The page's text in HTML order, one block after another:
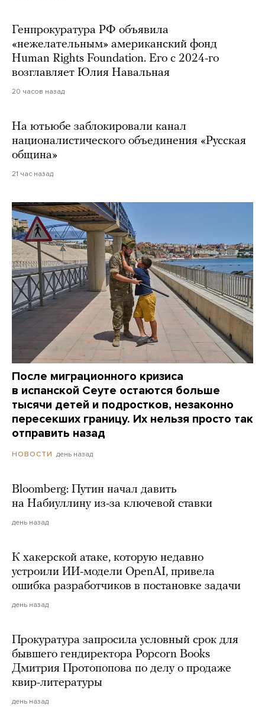
Генпрокуратура РФ объявила
«нежелательным» американский фонд
Human Rights Foundation. Его с 2024-го
возглавляет Юлия Навальная
20 часов назад
На ютьюбе заблокировали канал
националистического объединения «Русская
община»
21 час назад
После миграционного кризиса
в испанской Сеуте остаются больше
тысячи детей и подростков, незаконно
пересекших границу. Их нельзя просто так
отправить назад
НОВОСТИ день назад
Bloomberg: Путин начал давить
на Набиуллину из-за ключевой ставки
день назад
К хакерской атаке, которую недавно
устроили ИИ-модели OpenAI, привела
ошибка разработчиков в постановке задачи
день назад
Прокуратура запросила условный срок для
бывшего гендиректора Popcorn Books
Дмитрия Протопопова по делу о продаже
квир-литературы
день назад